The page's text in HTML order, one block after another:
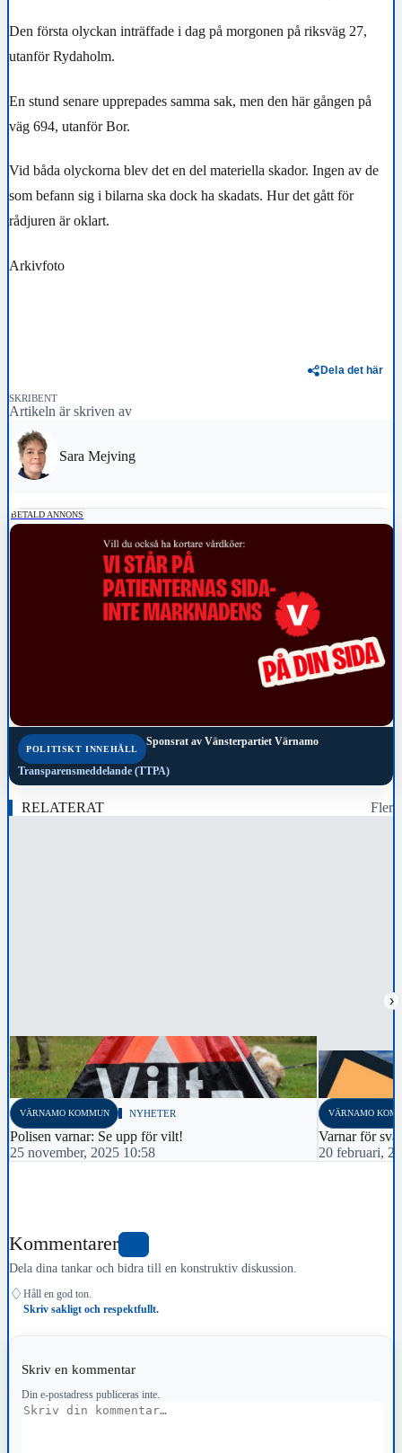
Den första olyckan inträffade i dag på morgonen på riksväg 27,
utanför Rydaholm.
En stund senare upprepades samma sak, men den här gången på
väg 694, utanför Bor.
Vid båda olyckorna blev det en del materiella skador. Ingen av de
som befann sig i bilarna ska dock ha skadats. Hur det gått för
rådjuren är oklart.
Arkivfoto
Dela det här
SKRIBENT
Artikeln är skriven av
Sara Mejving
BETALD ANNONS
POLITISKT INNEHÅLL
Sponsrat av Vänsterpartiet Värnamo
Transparensmeddelande (TTPA)
RELATERAT Fler
›
VÄRNAMO KOMMUN NYHETER
Polisen varnar: Se upp för vilt!
25 november, 2025 10:58
VÄRNAMO
Varnar för
20 februari,
Kommentarer
Dela dina tankar och bidra till en konstruktiv diskussion.
♢ Håll en god ton.
Skriv sakligt och respektfullt.
Skriv en kommentar
Din e-postadress publiceras inte.
Kommentar